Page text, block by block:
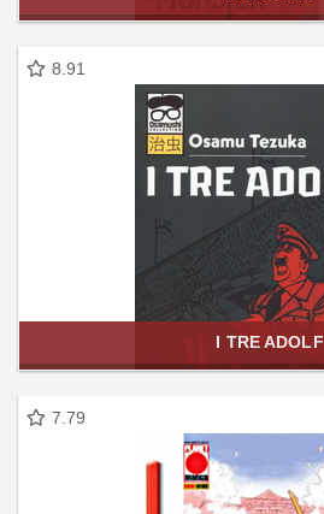
8.91
I TRE ADOLF
7.79